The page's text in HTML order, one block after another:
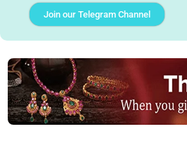
Join our Telegram Channel